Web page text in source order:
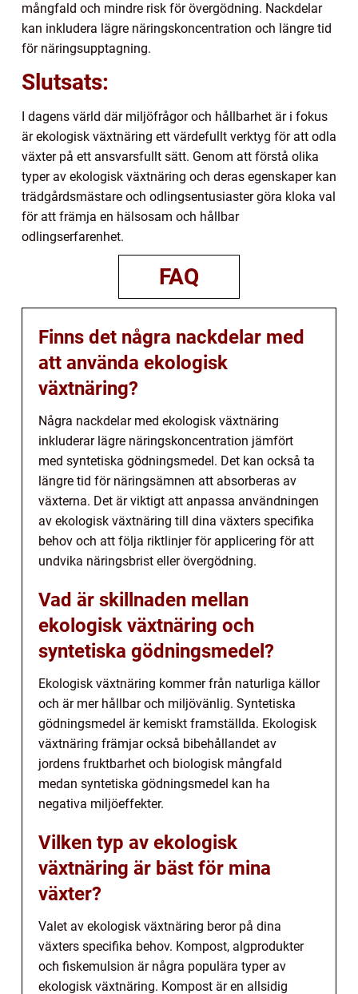
mångfald och mindre risk för övergödning. Nackdelar
kan inkludera lägre näringskoncentration och längre tid
för näringsupptagning.
Slutsats:
I dagens värld där miljöfrågor och hållbarhet är i fokus
är ekologisk växtnäring ett värdefullt verktyg för att odla
växter på ett ansvarsfullt sätt. Genom att förstå olika
typer av ekologisk växtnäring och deras egenskaper kan
trädgårdsmästare och odlingsentusiaster göra kloka val
för att främja en hälsosam och hållbar
odlingserfarenhet.
FAQ
Finns det några nackdelar med
att använda ekologisk
växtnäring?
Några nackdelar med ekologisk växtnäring
inkluderar lägre näringskoncentration jämfört
med syntetiska gödningsmedel. Det kan också ta
längre tid för näringsämnen att absorberas av
växterna. Det är viktigt att anpassa användningen
av ekologisk växtnäring till dina växters specifika
behov och att följa riktlinjer för applicering för att
undvika näringsbrist eller övergödning.
Vad är skillnaden mellan
ekologisk växtnäring och
syntetiska gödningsmedel?
Ekologisk växtnäring kommer från naturliga källor
och är mer hållbar och miljövänlig. Syntetiska
gödningsmedel är kemiskt framställda. Ekologisk
växtnäring främjar också bibehållandet av
jordens fruktbarhet och biologisk mångfald
medan syntetiska gödningsmedel kan ha
negativa miljöeffekter.
Vilken typ av ekologisk
växtnäring är bäst för mina
växter?
Valet av ekologisk växtnäring beror på dina
växters specifika behov. Kompost, algprodukter
och fiskemulsion är några populära typer av
ekologisk växtnäring. Kompost är en allsidig